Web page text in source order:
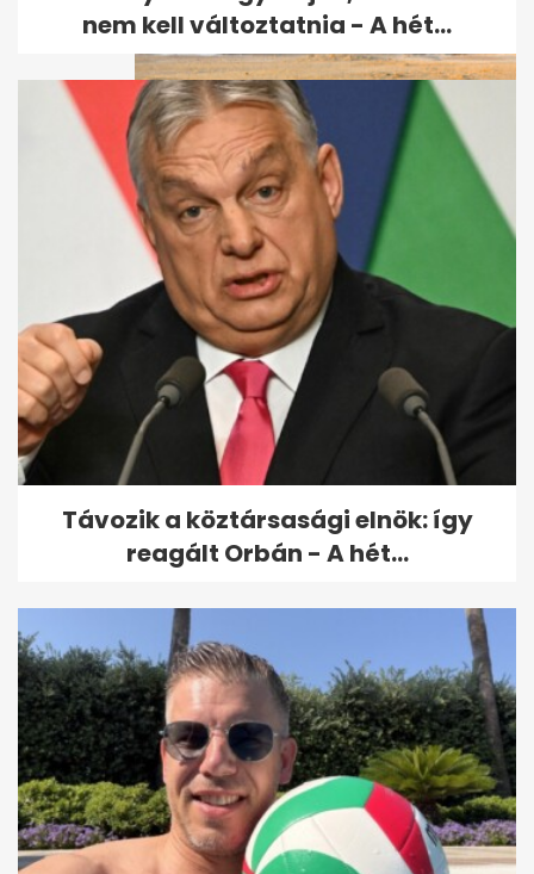
Több mint 25 ezer halottat
hagytak a hőhullámok
Európában, és...
nem kell változtatnia - A hét...
Távozik a köztársasági elnök: így
reagált Orbán - A hét...